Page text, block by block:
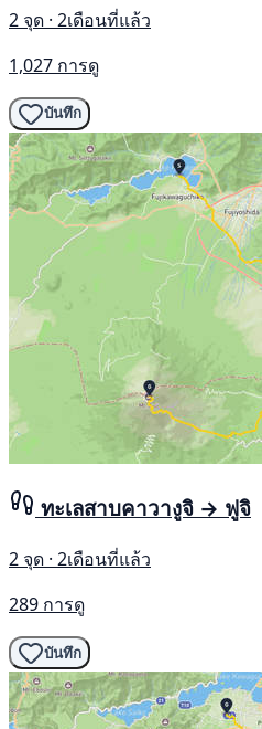
2 จุด · 2เดือนที่แล้ว
1,027 การดู
บันทึก
ทะเลสาบคาวางูจิ → ฟูจิ
2 จุด · 2เดือนที่แล้ว
289 การดู
บันทึก